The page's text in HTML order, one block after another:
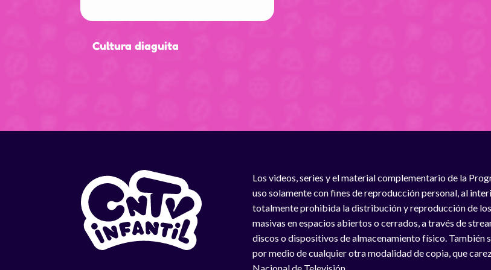
Cultura diaguita
Los videos, series y el material complementario de la
uso solamente con fines de reproducción personal, al
totalmente prohibida la distribución y reproducción de
masivas en espacios abiertos o cerrados, a través de
discos o dispositivos de almacenamiento físico.
por medio de cualquier otra modalidad de copia, que